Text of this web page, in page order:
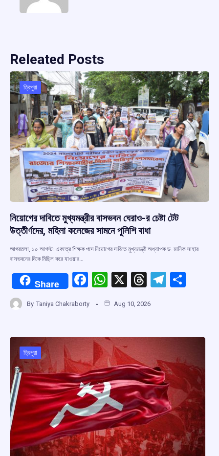
Releated Posts
ত্রিপুরা
নিয়োগের দাবিতে মুখ্যমন্ত্রীর বাসভবন ঘেরাও-র চেষ্টা টেট
উত্তীর্ণদের, মহিলা কলেজের সামনে পুলিশি বাধা
আগরতলা, ১০ আগস্ট: একত্রে শিক্ষক পদে নিয়োগের দাবিতে মুখ্যমন্ত্রী অধ্যাপক ড. মানিক সাহার
বাসভবনের দিকে মিছিল করে যাওয়ার…
Share
F
ce
o
o
k
W
h
at
A
p
p
X
T
e
d
s
T
a
m
By Taniya Chakraborty Aug 10, 2026
ত্রিপুরা